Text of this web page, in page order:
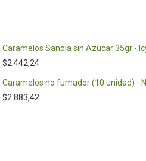
Caramelos Sandia sin Azucar 35gr -
$2.442,24
Caramelos no fumador (10 unidad) -
$2.883,42